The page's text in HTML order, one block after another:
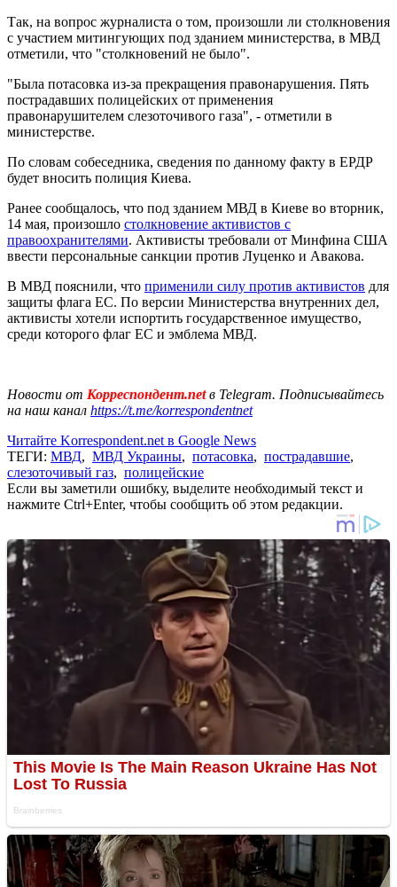
Так, на вопрос журналиста о том, произошли ли столкновения
с участием митингующих под зданием министерства, в МВД
отметили, что "столкновений не было".
"Была потасовка из-за прекращения правонарушения. Пять
пострадавших полицейских от применения
правонарушителем слезоточивого газа", - отметили в
министерстве.
По словам собеседника, сведения по данному факту в ЕРДР
будет вносить полиция Киева.
Ранее сообщалось, что под зданием МВД в Киеве во вторник,
14 мая, произошло столкновение активистов с
правоохранителями. Активисты требовали от Минфина США
ввести персональные санкции против Луценко и Авакова.
В МВД пояснили, что применили силу против активистов для
защиты флага ЕС. По версии Министерства внутренних дел,
активисты хотели испортить государственное имущество,
среди которого флаг ЕС и эмблема МВД.
Новости от Корреспондент.netв Telegram. Подписывайтесь
на наш канал https://t.me/korrespondentnet
Читайте Korrespondent.net в Google News
ТЕГИ: МВД, МВД Украины, потасовка, пострадавшие,
слезоточивый газ, полицейские
Если вы заметили ошибку, выделите необходимый текст и
нажмите Ctrl+Enter, чтобы сообщить об этом редакции.